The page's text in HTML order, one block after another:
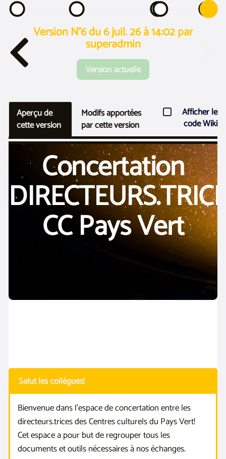
Version N°6 du 6 juil. 26 à 14:02 par
superadmin
Version actuelle
Aperçu de
cette version
Modifs apportées
par cette version
Afficher le
code Wiki